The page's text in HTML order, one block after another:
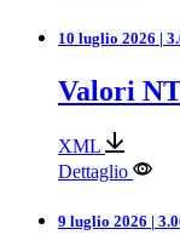
10 luglio 2026 |
Valori
XML
Dettaglio
9 luglio 2026 |